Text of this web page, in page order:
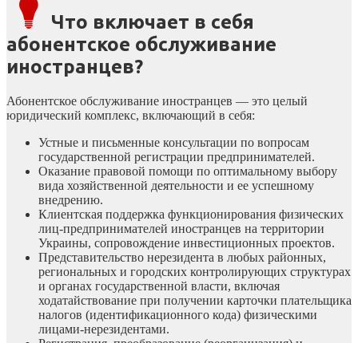
Что включает в себя
абонентское обслуживание
иностранцев?
Абонентское обслуживание иностранцев — это целый
юридический комплекс, включающий в себя:
Устные и письменные консультации по вопросам
государственной регистрации предпринимателей.
Оказание правовой помощи по оптимальному выбору
вида хозяйственной деятельности и ее успешному
внедрению.
Клиентская поддержка функционирования физических
лиц-предпринимателей иностранцев на территории
Украины, сопровождение инвестиционных проектов.
Представительство нерезидента в любых районных,
региональных и городских контролирующих структурах
и органах государственной власти, включая
ходатайствование при получении карточки плательщика
налогов (идентификационного кода) физическими
лицами-нерезидентами.